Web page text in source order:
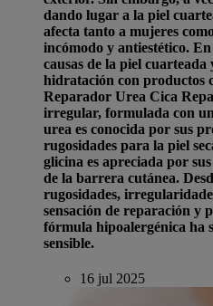
dando lugar a la piel
afecta tanto a mujeres
incómodo y antiestético.
causas de la piel
hidratación con productos
Reparador Urea Cica
irregular, formulada con
urea es conocida por sus
rugosidades para la piel
glicina es apreciada por
de la barrera cutánea.
rugosidades,
sensación de reparación y
fórmula hipoalergénica ha
sensible.
16 jul 2025